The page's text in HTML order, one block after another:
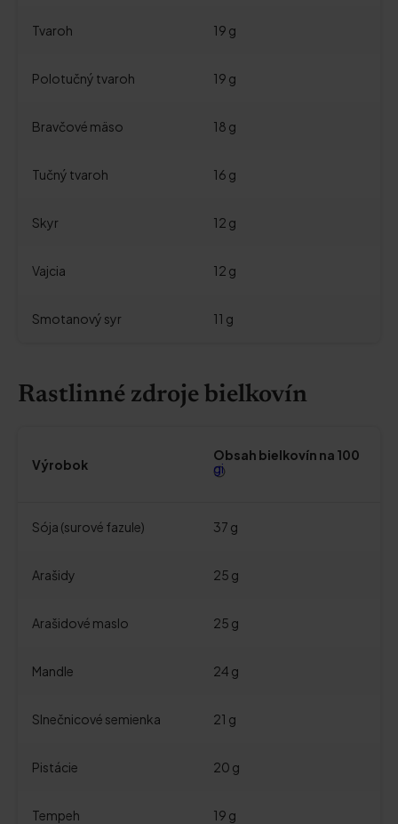
Tvaroh 19 g
Polotučný tvaroh 19 g
Bravčové mäso 18 g
Tučný tvaroh 16 g
Skyr 12 g
Vajcia 12 g
Smotanový syr 11 g
Rastlinné zdroje bielkovín
Výrobok
Obsah bielkovín na 100
gi
Sója (surové fazule) 37 g
Arašidy 25 g
Arašidové maslo 25 g
Mandle 24 g
Slnečnicové semienka 21 g
Pistácie 20 g
Tempeh 19 g